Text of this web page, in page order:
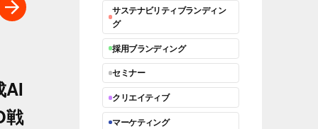
AI
戦
サステナビリティブランディン
グ
採用ブランディング
セミナー
クリエイティブ
マーケティング